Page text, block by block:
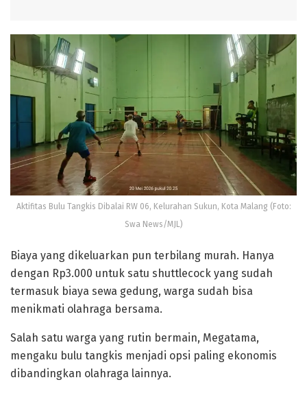
Aktifitas Bulu Tangkis Dibalai RW 06, Kelurahan Sukun, Kota Malang (Foto:
Swa News/MJL)
Biaya yang dikeluarkan pun terbilang murah. Hanya
dengan Rp3.000 untuk satu shuttlecock yang sudah
termasuk biaya sewa gedung, warga sudah bisa
menikmati olahraga bersama.
Salah satu warga yang rutin bermain, Megatama,
mengaku bulu tangkis menjadi opsi paling ekonomis
dibandingkan olahraga lainnya.